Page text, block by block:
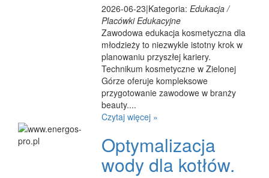
2026-06-23|Kategoria:Edukacja /
Placówki Edukacyjne
Zawodowa edukacja kosmetyczna dla
młodzieży to niezwykle istotny krok w
planowaniu przyszłej kariery.
Technikum kosmetyczne w Zielonej
Górze oferuje kompleksowe
przygotowanie zawodowe w branży
beauty....
Czytaj więcej »
Optymalizacja
wody dla kotłów.